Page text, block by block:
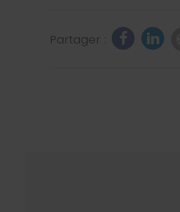
Partager :